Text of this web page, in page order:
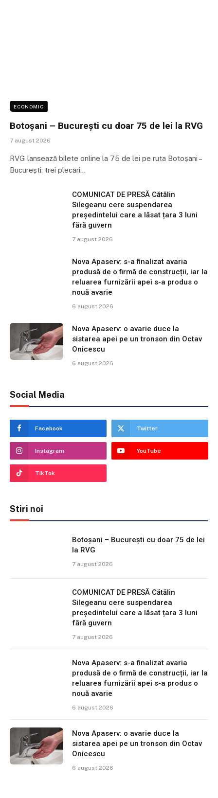
ECONOMIC
Botoșani – București cu doar 75 de lei la RVG
7 august 2026
RVG lansează bilete online la 75 de lei pe ruta Botoșani –
București: trei plecări…
COMUNICAT DE PRESĂ Cătălin
Silegeanu cere suspendarea
președintelui care a lăsat țara 3 luni
fără guvern
7 august 2026
Nova Apaserv: s-a finalizat avaria
produsă de o firmă de construcții, iar la
reluarea furnizării apei s-a produs o
nouă avarie
6 august 2026
Nova Apaserv: o avarie duce la
sistarea apei pe un tronson din Octav
Onicescu
6 august 2026
Social Media
Facebook Twitter
Instagram YouTube
TikTok
Stiri noi
Botoșani – București cu doar 75 de lei
la RVG
7 august 2026
COMUNICAT DE PRESĂ Cătălin
Silegeanu cere suspendarea
președintelui care a lăsat țara 3 luni
fără guvern
7 august 2026
Nova Apaserv: s-a finalizat avaria
produsă de o firmă de construcții, iar la
reluarea furnizării apei s-a produs o
nouă avarie
6 august 2026
Nova Apaserv: o avarie duce la
sistarea apei pe un tronson din Octav
Onicescu
6 august 2026